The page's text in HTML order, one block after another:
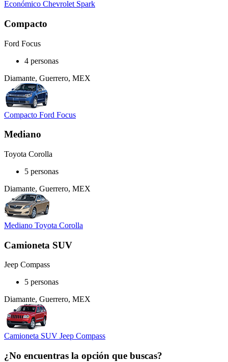
Económico Chevrolet Spark
Compacto
Ford Focus
4 personas
Diamante, Guerrero, MEX
Compacto Ford Focus
Mediano
Toyota Corolla
5 personas
Diamante, Guerrero, MEX
Mediano Toyota Corolla
Camioneta SUV
Jeep Compass
5 personas
Diamante, Guerrero, MEX
Camioneta SUV Jeep Compass
¿No encuentras la opción que buscas?